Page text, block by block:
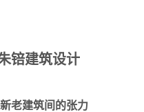
锫建筑设计
老建筑间的张力